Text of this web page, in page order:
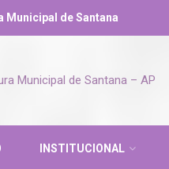
Municipal de Santana
INSTITUCIONAL